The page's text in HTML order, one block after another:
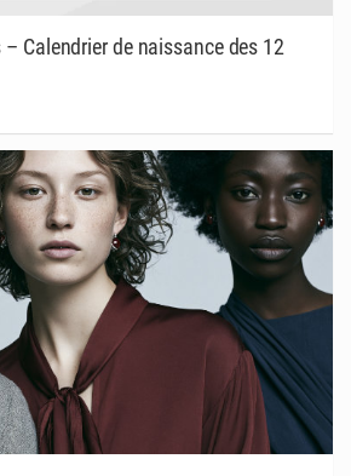
Calendrier de naissance des 12